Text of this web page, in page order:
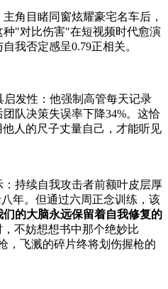
角目睹同窗炫耀豪宅名车后，
"对比伤害"在短视频时代愈演
我否定感呈0.79正相关。
发性：他强制高管每天记录
队决策失误率下降34%。这恰
人的尺子丈量自己，才能听见
持续自我攻击者前额叶皮层厚
年。但通过六周正念训练，该
们的大脑永远保留着自我修复的
不妨想想书中那个绝妙比
，飞溅的碎片终将划伤握枪的